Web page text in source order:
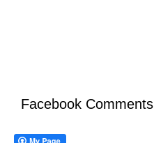
Facebook Comments